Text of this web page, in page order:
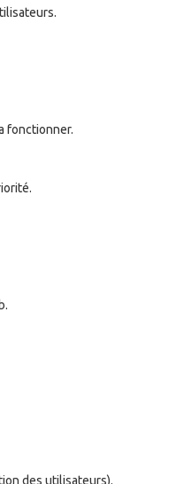
fonctionner.
des utilisateurs).